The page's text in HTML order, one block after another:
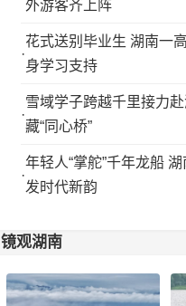
外游客齐上阵
花式送别毕业生 湖南一
身学习支持
雪域学子跨越千里接力
藏“同心桥”
年轻人“掌舵”千年龙船
发时代新韵
镜观湖南